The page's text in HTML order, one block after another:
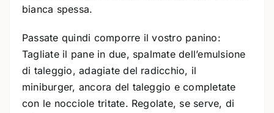
bianca spessa.
Passate quindi comporre il vostro panino:
Tagliate il pane in due, spalmate dell’emulsione
di taleggio, adagiate del radicchio, il
miniburger, ancora del taleggio e completate
con le nocciole tritate. Regolate, se serve, di